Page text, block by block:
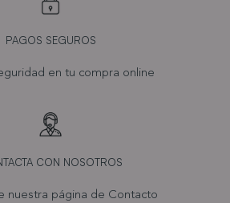
PAGOS SEGUROS
en tu compra online
CON NOSOTROS
nuestra página de Contacto